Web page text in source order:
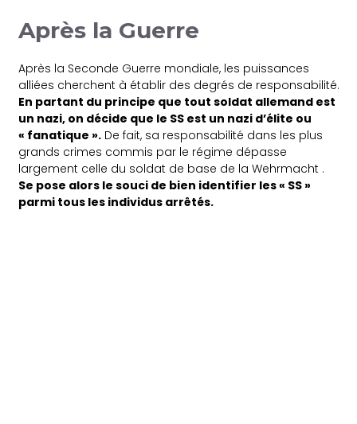
Après la Guerre
Après la Seconde Guerre mondiale, les puissances
alliées cherchent à établir des degrés de responsabilité.
En partant du principe que tout soldat allemand est
un nazi, on décide que le SS est un nazi d’élite ou
« fanatique ». De fait, sa responsabilité dans les plus
grands crimes commis par le régime dépasse
largement celle du soldat de base de la Wehrmacht .
Se pose alors le souci de bien identifier les « SS »
parmi tous les individus arrêtés.